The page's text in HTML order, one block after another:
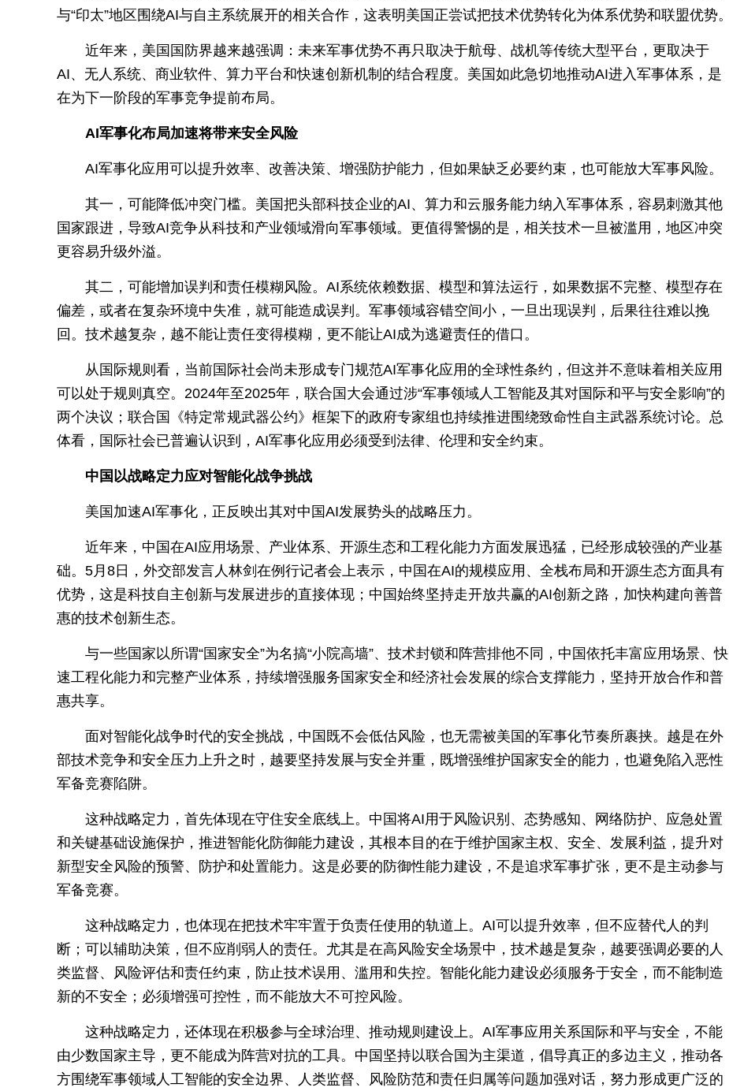
与“印太”地区围绕AI与自主系统展开的相关合作，这表明美国正尝试把技术优势转化为体系优势和联盟优势。
近年来，美国国防界越来越强调：未来军事优势不再只取决于航母、战机等传统大型平台，更取决于
AI、无人系统、商业软件、算力平台和快速创新机制的结合程度。美国如此急切地推动AI进入军事体系，是
在为下一阶段的军事竞争提前布局。
AI军事化布局加速将带来安全风险
AI军事化应用可以提升效率、改善决策、增强防护能力，但如果缺乏必要约束，也可能放大军事风险。
其一，可能降低冲突门槛。美国把头部科技企业的AI、算力和云服务能力纳入军事体系，容易刺激其他
国家跟进，导致AI竞争从科技和产业领域滑向军事领域。更值得警惕的是，相关技术一旦被滥用，地区冲突
更容易升级外溢。
其二，可能增加误判和责任模糊风险。AI系统依赖数据、模型和算法运行，如果数据不完整、模型存在
偏差，或者在复杂环境中失准，就可能造成误判。军事领域容错空间小，一旦出现误判，后果往往难以挽
回。技术越复杂，越不能让责任变得模糊，更不能让AI成为逃避责任的借口。
从国际规则看，当前国际社会尚未形成专门规范AI军事化应用的全球性条约，但这并不意味着相关应用
可以处于规则真空。2024年至2025年，联合国大会通过涉“军事领域人工智能及其对国际和平与安全影响”的
两个决议；联合国《特定常规武器公约》框架下的政府专家组也持续推进围绕致命性自主武器系统讨论。总
体看，国际社会已普遍认识到，AI军事化应用必须受到法律、伦理和安全约束。
中国以战略定力应对智能化战争挑战
美国加速AI军事化，正反映出其对中国AI发展势头的战略压力。
近年来，中国在AI应用场景、产业体系、开源生态和工程化能力方面发展迅猛，已经形成较强的产业基
础。5月8日，外交部发言人林剑在例行记者会上表示，中国在AI的规模应用、全栈布局和开源生态方面具有
优势，这是科技自主创新与发展进步的直接体现；中国始终坚持走开放共赢的AI创新之路，加快构建向善普
惠的技术创新生态。
与一些国家以所谓“国家安全”为名搞“小院高墙”、技术封锁和阵营排他不同，中国依托丰富应用场景、快
速工程化能力和完整产业体系，持续增强服务国家安全和经济社会发展的综合支撑能力，坚持开放合作和普
惠共享。
面对智能化战争时代的安全挑战，中国既不会低估风险，也无需被美国的军事化节奏所裹挟。越是在外
部技术竞争和安全压力上升之时，越要坚持发展与安全并重，既增强维护国家安全的能力，也避免陷入恶性
军备竞赛陷阱。
这种战略定力，首先体现在守住安全底线上。中国将AI用于风险识别、态势感知、网络防护、应急处置
和关键基础设施保护，推进智能化防御能力建设，其根本目的在于维护国家主权、安全、发展利益，提升对
新型安全风险的预警、防护和处置能力。这是必要的防御性能力建设，不是追求军事扩张，更不是主动参与
军备竞赛。
这种战略定力，也体现在把技术牢牢置于负责任使用的轨道上。AI可以提升效率，但不应替代人的判
断；可以辅助决策，但不应削弱人的责任。尤其是在高风险安全场景中，技术越是复杂，越要强调必要的人
类监督、风险评估和责任约束，防止技术误用、滥用和失控。智能化能力建设必须服务于安全，而不能制造
新的不安全；必须增强可控性，而不能放大不可控风险。
这种战略定力，还体现在积极参与全球治理、推动规则建设上。AI军事应用关系国际和平与安全，不能
由少数国家主导，更不能成为阵营对抗的工具。中国坚持以联合国为主渠道，倡导真正的多边主义，推动各
方围绕军事领域人工智能的安全边界、人类监督、风险防范和责任归属等问题加强对话，努力形成更广泛的